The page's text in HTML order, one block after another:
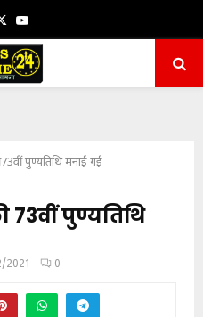
TwitterYoutube
73वीं पुण्यतिथि मनाई गई
73वीं पुण्यतिथि
2021 0